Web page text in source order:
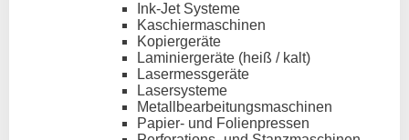
Ink-Jet Systeme
Kaschiermaschinen
Kopiergeräte
Laminiergeräte (heiß / kalt)
Lasermessgeräte
Lasersysteme
Metallbearbeitungsmaschinen
Papier- und Folienpressen